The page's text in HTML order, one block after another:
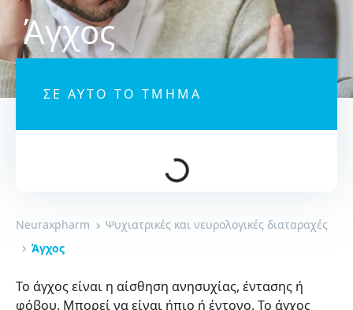
Άγχος
ΣΕ ΑΥΤΌ ΤΟ ΤΜΉΜΑ
Neuraxpharm
Ψυχιατρικές και νευρολογικές διαταραχές
Άγχος
Το άγχος είναι η αίσθηση ανησυχίας, έντασης ή
φόβου. Μπορεί να είναι ήπιο ή έντονο. Το άγχος